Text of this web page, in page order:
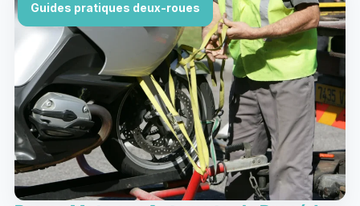
Guides pratiques deux-roues